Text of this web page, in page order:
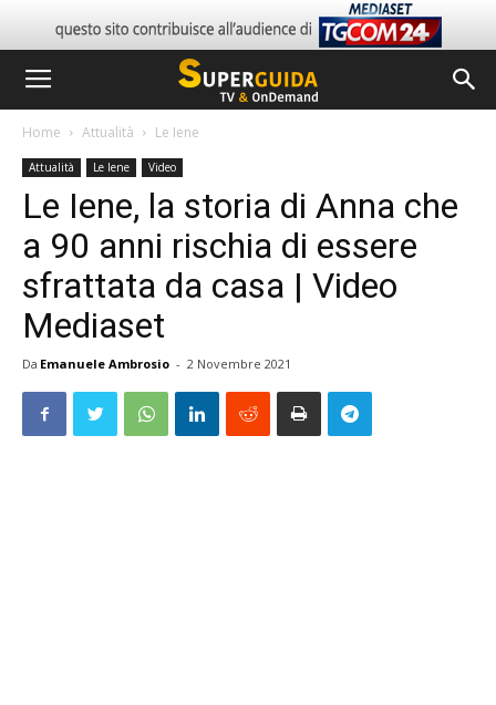
Home Attualità Le Iene
Attualità Le Iene Video
Le Iene, la storia di Anna che
a 90 anni rischia di essere
sfrattata da casa | Video
Mediaset
Da Emanuele Ambrosio - 2 Novembre 2021